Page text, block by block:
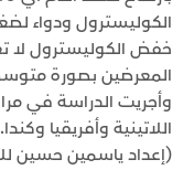
الكوليسترول ودواء
خفض الكوليسترول لا
المعرضين بصورة
وأجريت الدراسة في
اللاتينية وأفريقيا وكندا.
(إعداد ياسمين حسين